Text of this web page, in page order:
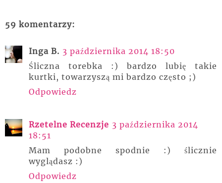
59 komentarzy:
Inga B. 3 października 2014 18:50
Śliczna torebka :) bardzo lubię takie
kurtki, towarzyszą mi bardzo często ;)
Odpowiedz
Rzetelne Recenzje 3 października 2014
18:51
Mam podobne spodnie :) ślicznie
wyglądasz :)
Odpowiedz